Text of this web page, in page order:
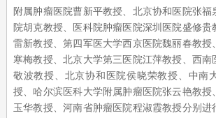
附属肿瘤医院曹新平教授、北京协和医院张福
院胡克教授、医科院肿瘤医院深圳医院盛修贵
雷新教授、第四军医大学西京医院魏丽春教授
寒梅教授、北京大学第三医院江萍教授、西南
敬波教授、北京协和医院侯晓荣教授、中南
授、哈尔滨医科大学附属肿瘤医院张云艳教授
玉华教授、河南省肿瘤医院程淑霞教授分别进